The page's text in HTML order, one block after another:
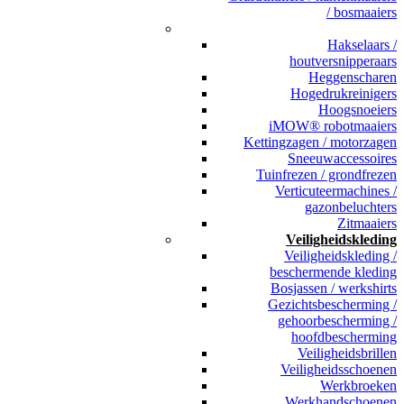
/ bosmaaiers
Hakselaars /
houtversnipperaars
Heggenscharen
Hogedrukreinigers
Hoogsnoeiers
iMOW® robotmaaiers
Kettingzagen / motorzagen
Sneeuwaccessoires
Tuinfrezen / grondfrezen
Verticuteermachines /
gazonbeluchters
Zitmaaiers
Veiligheidskleding
Veiligheidskleding /
beschermende kleding
Bosjassen / werkshirts
Gezichtsbescherming /
gehoorbescherming /
hoofdbescherming
Veiligheidsbrillen
Veiligheidsschoenen
Werkbroeken